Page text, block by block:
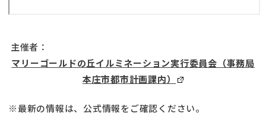
主催者：
マリーゴールドの丘イルミネーション実行委員会（事務局
本庄市都市計画課内）
※最新の情報は、公式情報をご確認ください。